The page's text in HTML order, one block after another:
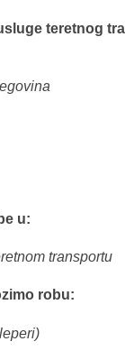
teretnog
u:
transportu
robu: